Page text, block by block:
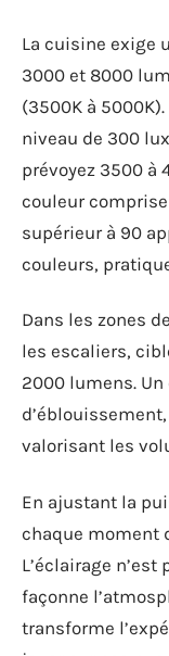
La cuisine exige
3000 et 8000
(3500K à
niveau de 300
prévoyez 3500 à
couleur comprise
supérieur à 90
couleurs,
Dans les zones
les escaliers,
2000 lumens.
valorisant les
En ajustant la
chaque moment
L’éclairage
façonne
transforme